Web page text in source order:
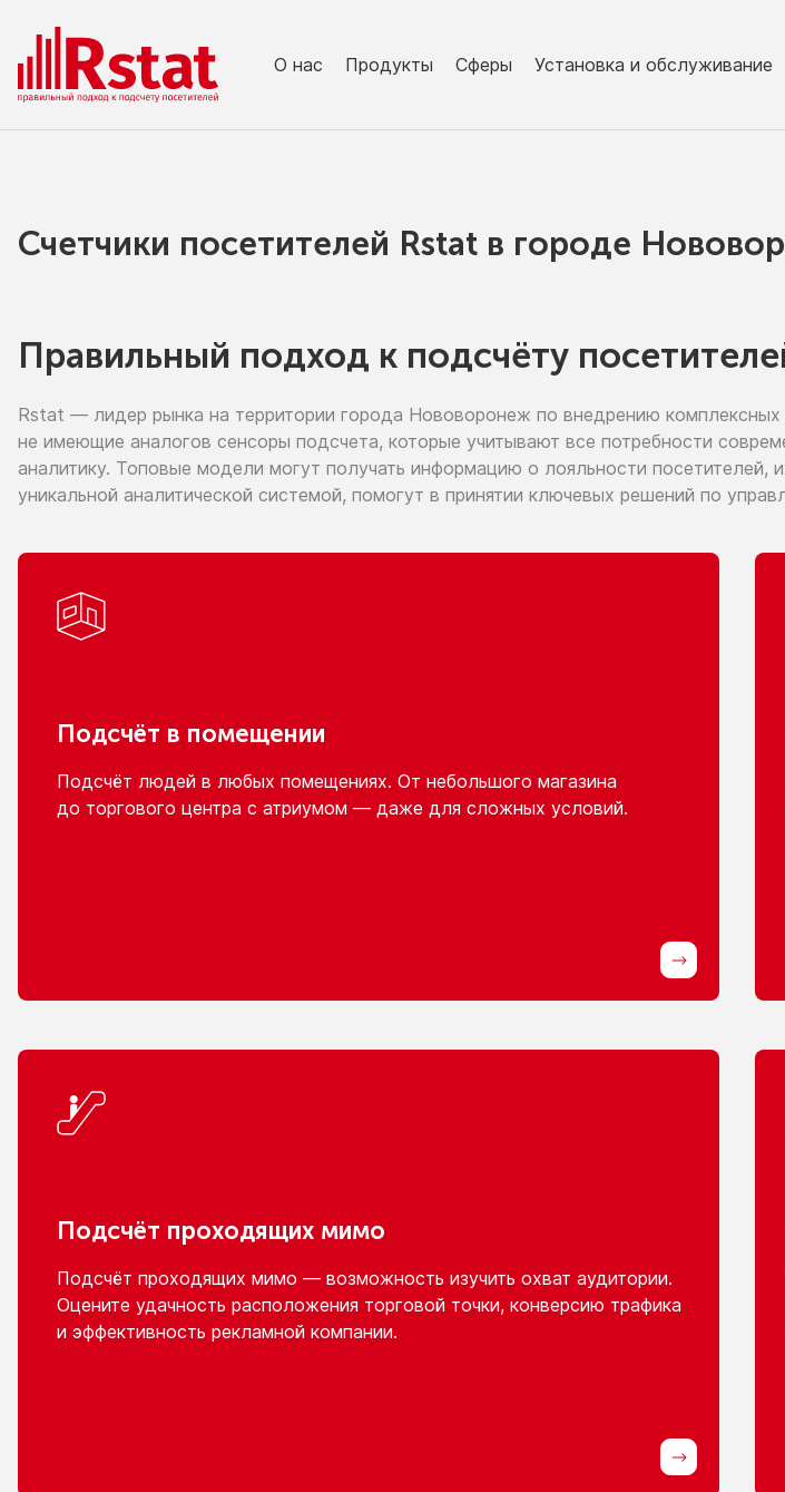
О нас Продукты Сферы Установка и обслуживание
Счетчики посетителей Rstat в городe
Правильный подход к подсчёту
Rstat — лидер рынка на территории города Нововоронеж по внедрению
не имеющие аналогов сенсоры подсчета, которые учитывают все потребности
аналитику. Топовые модели могут получать информацию о лояльности посетителей,
уникальной аналитической системой, помогут в принятии ключевых решений по
Подсчёт в помещении
Подсчёт людей в любых помещениях. От небольшого магазина
до торгового центра с атриумом — даже для сложных условий.
Подсчёт проходящих мимо
Подсчёт проходящих мимо — возможность изучить охват аудитории.
Оцените удачность расположения торговой точки, конверсию трафика
и эффективность рекламной компании.